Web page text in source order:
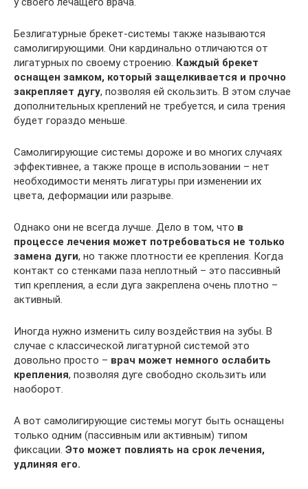
Безлигатурные брекет-системы также называются
самолигирующими. Они кардинально отличаются от
лигатурных по своему строению. Каждый брекет
оснащен замком, который защелкивается и прочно
закрепляет дугу, позволяя ей скользить. В этом случае
дополнительных креплений не требуется, и сила трения
будет гораздо меньше.
Самолигирующие системы дороже и во многих случаях
эффективнее, а также проще в использовании – нет
необходимости менять лигатуры при изменении их
цвета, деформации или разрыве.
Однако они не всегда лучше. Дело в том, что в
процессе лечения может потребоваться не только
замена дуги, но также плотности ее крепления. Когда
контакт со стенками паза неплотный – это пассивный
тип крепления, а если дуга закреплена очень плотно –
активный.
Иногда нужно изменить силу воздействия на зубы. В
случае с классической лигатурной системой это
довольно просто – врач может немного ослабить
крепления, позволяя дуге свободно скользить или
наоборот.
А вот самолигирующие системы могут быть оснащены
только одним (пассивным или активным) типом
фиксации. Это может повлиять на срок лечения,
удлиняя его.